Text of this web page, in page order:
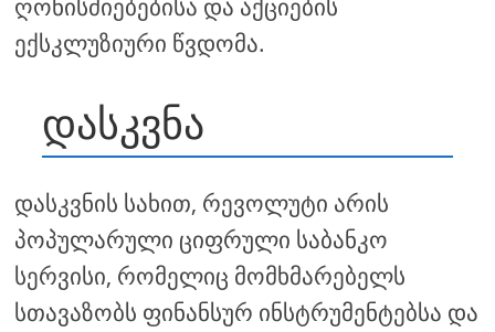
ღონისძიებებისა და აქციების
ექსკლუზიური წვდომა.
დასკვნა
დასკვნის სახით, რევოლუტი არის
პოპულარული ციფრული საბანკო
სერვისი, რომელიც მომხმარებელს
სთავაზობს ფინანსურ ინსტრუმენტებსა და